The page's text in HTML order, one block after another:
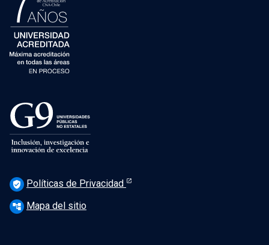
verified_user Políticas de Privacidad
account_tree Mapa del sitio